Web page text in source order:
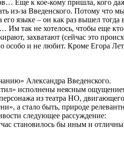
Еще к кое-кому пришла, кого
из-за Введенского. Потому что
языке – он как раз вышел тогда
так не хотелось, чтобы еще
захватают (сейчас это
особо и не любит. Кроме Егора
Александра Введенского.
исполнены неясным
из театра НО,
а стало быть, природе
следующее рассуждение:
становилось бы иным и